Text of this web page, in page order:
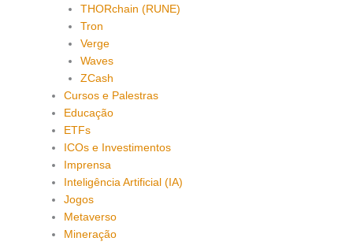
THORchain (RUNE)
Tron
Verge
Waves
ZCash
Cursos e Palestras
Educação
ETFs
ICOs e Investimentos
Imprensa
Inteligência Artificial (IA)
Jogos
Metaverso
Mineração